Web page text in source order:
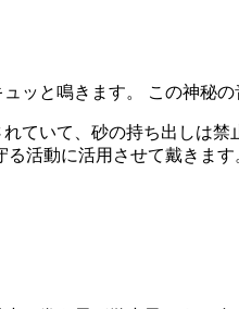
ッと鳴きます。 この神秘の
ていて、砂の持ち出しは
活動に活用させて戴きます